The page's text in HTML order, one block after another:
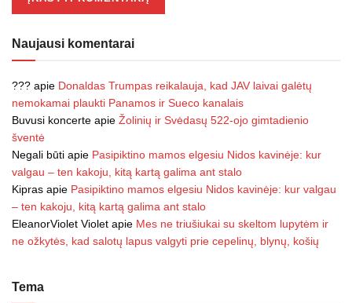
Naujausi komentarai
??? apie Donaldas Trumpas reikalauja, kad JAV laivai galėtų
nemokamai plaukti Panamos ir Sueco kanalais
Buvusi koncerte apie Žolinių ir Svėdasų 522-ojo gimtadienio
šventė
Negali būti apie Pasipiktino mamos elgesiu Nidos kavinėje: kur
valgau – ten kakoju, kitą kartą galima ant stalo
Kipras apie Pasipiktino mamos elgesiu Nidos kavinėje: kur valgau
– ten kakoju, kitą kartą galima ant stalo
EleanorViolet Violet apie Mes ne triušiukai su skeltom lupytėm ir
ne ožkytės, kad salotų lapus valgyti prie cepelinų, blynų, košių
Tema